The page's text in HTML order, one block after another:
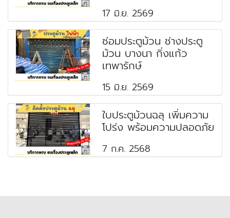
17 มิ.ย. 2569
ซ่อมประตูม้วน ช่างประตู
ม้วน บางนา กิ่งแก้ว
เทพารักษ์
15 มิ.ย. 2569
ใบประตูม้วนฉลุ เพิ่มความ
โปร่ง พร้อมความปลอดภัย
7 ก.ค. 2568